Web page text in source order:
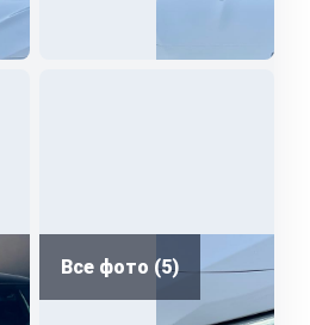
Все фото (5)